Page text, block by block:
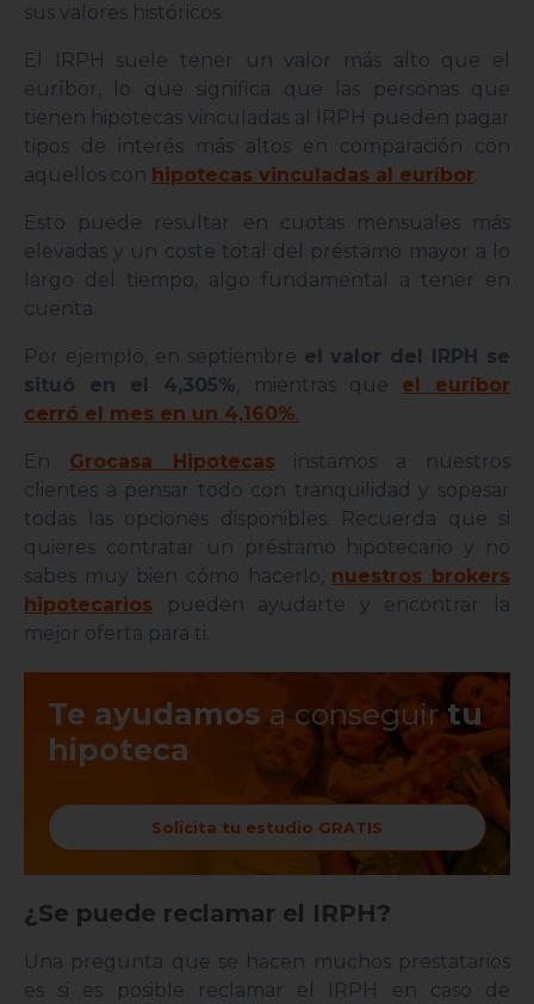
sus valores históricos.
El IRPH suele tener un valor más alto que el
euríbor, lo que significa que las personas que
tienen hipotecas vinculadas al IRPH pueden pagar
tipos de interés más altos en comparación con
aquellos con hipotecas vinculadas al euríbor
Esto puede resultar en cuotas mensuales más
elevadas y un coste total del préstamo mayor a lo
largo del tiempo, algo fundamental a tener en
cuenta.
Por ejemplo, en septiembre el valor del IRPH se
situó en el 4,305%, mientras que el euríbor
cerró el mes en un 4,160%.
En Grocasa Hipotecasinstamos a nuestros
clientes a pensar todo con tranquilidad y sopesar
todas las opciones disponibles. Recuerda que si
quieres contratar un préstamo hipotecario y no
sabes muy bien cómo hacerlo, nuestros brokers
hipotecarios pueden ayudarte y encontrar la
mejor oferta para ti.
Te ayudamos a conseguirtu
hipoteca
Solicita tu estudio GRATIS
¿Se puede reclamar el IRPH?
Una pregunta que se hacen muchos prestatarios
es si es posible reclamar el IRPH en caso de